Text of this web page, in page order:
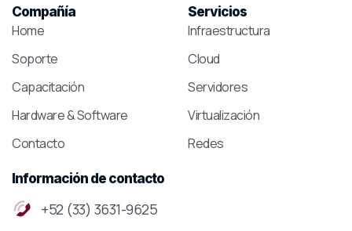
Compañía
Home
Soporte
Capacitación
Hardware & Software
Contacto
Servicios
Infraestructura
Cloud
Servidores
Virtualización
Redes
Información de contacto
+52 (33) 3631-9625